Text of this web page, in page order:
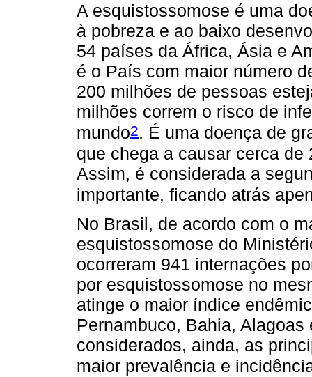
A esquistossomose é uma
à pobreza e ao baixo
54 países da África, Ásia e
é o País com maior número
200 milhões de pessoas
milhões correm o risco de
mundo2. É uma doença de
que chega a causar cerca
Assim, é considerada a
importante, ficando atrás
No Brasil, de acordo com o
esquistossomose do
ocorreram 941 internações
por esquistossomose no
atinge o maior índice
Pernambuco, Bahia,
considerados, ainda, as
maior prevalência e